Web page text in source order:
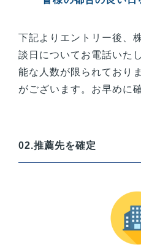
下記よりエントリー後、
談日についてお電話いた
能な人数が限られており
がございます。お早めに
02.推薦先を確定